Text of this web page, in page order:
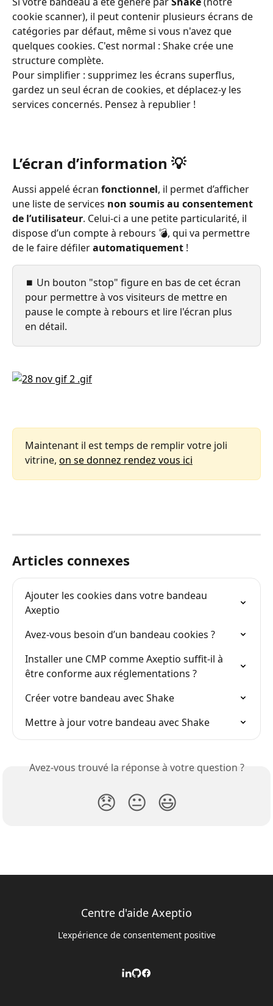
cookie scanner), il peut contenir plusieurs écrans de
catégories par défaut, même si vous n'avez que
quelques cookies. C'est normal : Shake crée une
structure complète.
Pour simplifier : supprimez les écrans superflus,
gardez un seul écran de cookies, et déplacez-y les
services concernés. Pensez à republier !
L’écran d’information 💡
Aussi appelé écran fonctionnel, il permet d’afficher
une liste de services non soumis au consentement
de l’utilisateur. Celui-ci a une petite particularité, il
dispose d’un compte à rebours 💣, qui va permettre
de le faire défiler automatiquement !
⏹️ Un bouton "stop" figure en bas de cet écran
pour permettre à vos visiteurs de mettre en
pause le compte à rebours et lire l'écran plus
en détail.
Maintenant il est temps de remplir votre joli
vitrine, on se donnez rendez vous ici
Articles connexes
Ajouter les cookies dans votre bandeau
Axeptio
Avez-vous besoin d’un bandeau cookies ?
Installer une CMP comme Axeptio suffit-il à
être conforme aux réglementations ?
Créer votre bandeau avec Shake
Mettre à jour votre bandeau avec Shake
Avez-vous trouvé la réponse à votre question ?
😞 😐 😃
Centre d'aide Axeptio
L'expérience de consentement positive